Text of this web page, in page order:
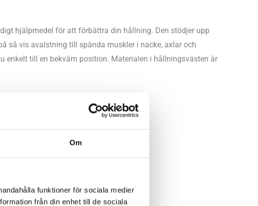
Om
funktioner för sociala medier
från din enhet till de sociala
hjälpmedel för att förbättra din hållning. Den stödjer upp
så vis avalstning till spända muskler i nacke, axlar och
enkelt till en bekväm position. Materialen i hållningsvästen är
ordination.